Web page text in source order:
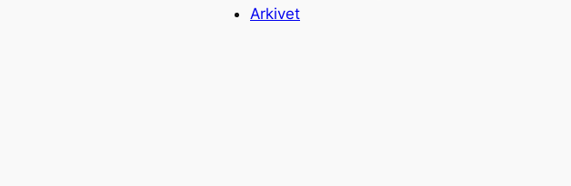
Arkivet